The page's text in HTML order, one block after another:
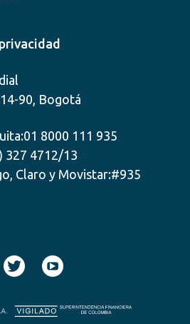
90, Bogotá
01 8000 111 935
327 4712/13
Claro y Movistar:#935